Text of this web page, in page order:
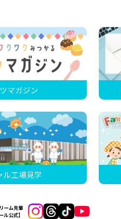
マガジン
ル工場見学
ーム先輩
ル公式】